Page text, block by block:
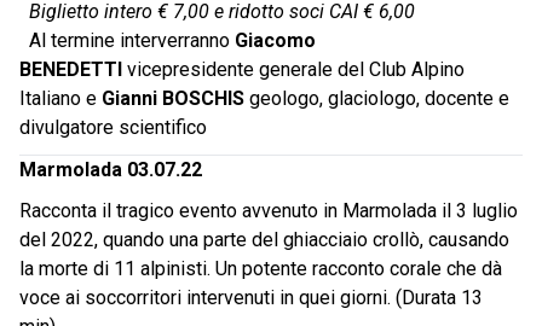
Biglietto intero € 7,00 e ridotto soci CAI € 6,00
Al termine interverranno Giacomo
BENEDETTI vicepresidente generale del Club Alpino
Italiano e Gianni BOSCHIS geologo, glaciologo, docente e
divulgatore scientifico
Marmolada 03.07.22
Racconta il tragico evento avvenuto in Marmolada il 3 luglio
del 2022, quando una parte del ghiacciaio crollò, causando
la morte di 11 alpinisti. Un potente racconto corale che dà
voce ai soccorritori intervenuti in quei giorni. (Durata 13